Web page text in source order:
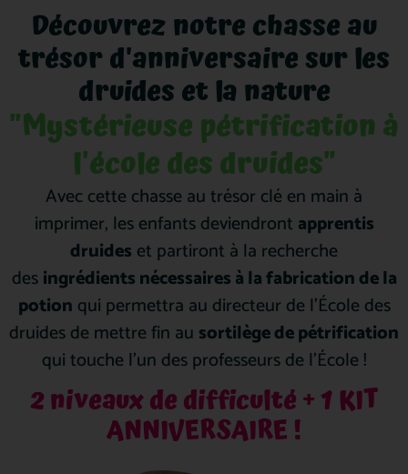
Découvrez notre chasse au
trésor d'anniversaire sur les
druides et la nature
"Mystérieuse pétrification à
l'école des druides"
Avec cette chasse au trésor clé en main à
imprimer, les enfants deviendront apprentis
druides et partiront à la recherche
desingrédients nécessaires à la fabrication de la
potion qui permettra au directeur de l’École des
druides de mettre fin au sortilège de pétrification
qui touche l’un des professeurs de l’École !
2 niveaux de difficulté + 1 KIT
ANNIVERSAIRE !